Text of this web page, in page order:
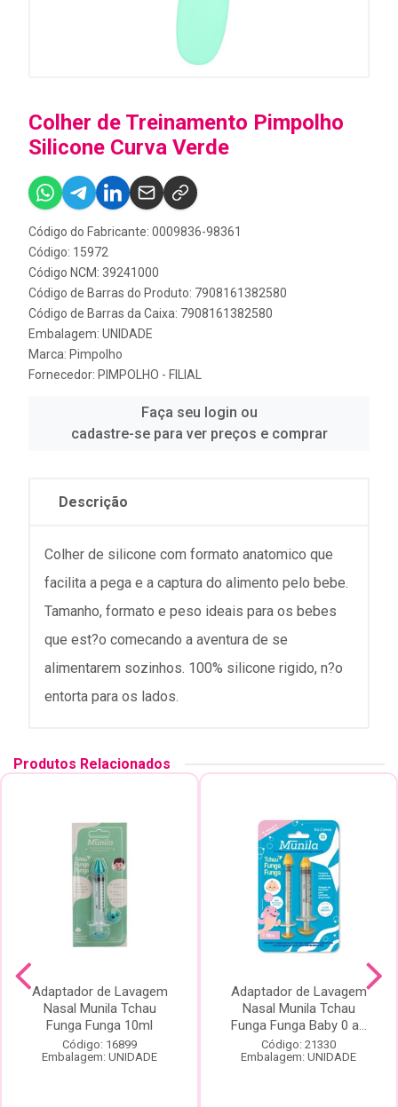
Colher de Treinamento Pimpolho
Silicone Curva Verde
Código do Fabricante: 0009836-98361
Código: 15972
Código NCM: 39241000
Código de Barras do Produto: 7908161382580
Código de Barras da Caixa: 7908161382580
Embalagem: UNIDADE
Marca: Pimpolho
Fornecedor: PIMPOLHO - FILIAL
Faça seu login ou
cadastre-se para ver preços e comprar
Descrição
Colher de silicone com formato anatomico que
facilita a pega e a captura do alimento pelo bebe.
Tamanho, formato e peso ideais para os bebes
que est?o comecando a aventura de se
alimentarem sozinhos. 100% silicone rigido, n?o
entorta para os lados.
Produtos Relacionados
Adaptador de Lavagem
Nasal Munila Tchau
Funga Funga 10ml
Código: 16899
Embalagem: UNIDADE
Adaptador de Lavagem
Nasal Munila Tchau
Funga Funga Baby 0 a...
Código: 21330
Embalagem: UNIDADE